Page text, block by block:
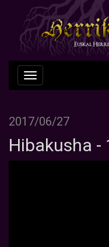
Nabegazioa
ireki
2017/06/27
Hibakusha -